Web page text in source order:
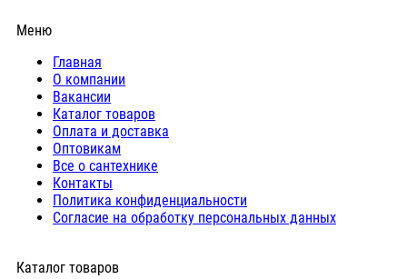
Меню
Главная
О компании
Вакансии
Каталог товаров
Оплата и доставка
Оптовикам
Все о сантехнике
Контакты
Политика конфиденциальности
Согласие на обработку персональных данных
Каталог товаров